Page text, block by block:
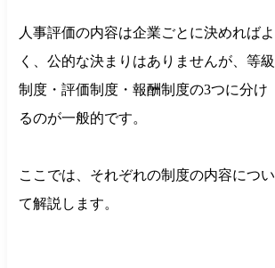
人事評価の内容は企業ごとに決めればよ
く、公的な決まりはありませんが、等級
制度・評価制度・報酬制度の3つに分け
るのが一般的です。
ここでは、それぞれの制度の内容につい
て解説します。